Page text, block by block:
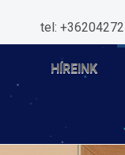
tel:
HÍREINK